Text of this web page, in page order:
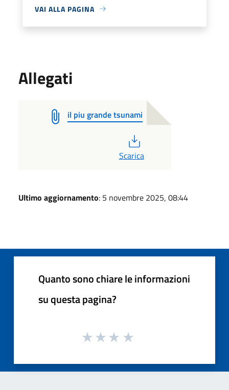
VAI ALLA PAGINA
Allegati
il piu grande tsunami
Scarica
Ultimo aggiornamento: 5 novembre 2025, 08:44
Quanto sono chiare le informazioni
su questa pagina?